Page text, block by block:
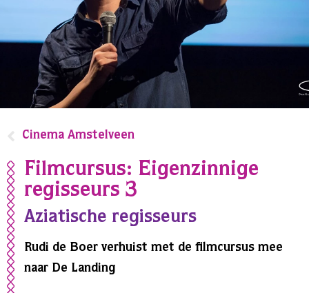
Cinema Amstelveen
Filmcursus: Eigenzinnige
regisseurs 3
Aziatische regisseurs
Rudi de Boer verhuist met de filmcursus mee
naar De Landing